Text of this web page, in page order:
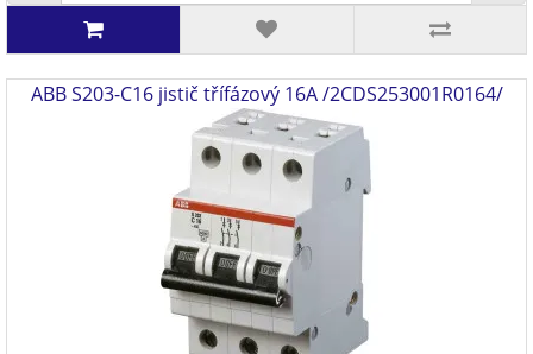
ABB S203-C16 jistič třífázový 16A /2CDS253001R0164/